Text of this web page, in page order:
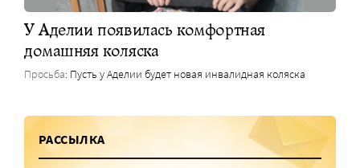
У Аделии появилась комфортная
домашняя коляска
Просьба: Пусть у Аделии будет новая инвалидная коляска
РАССЫЛКА